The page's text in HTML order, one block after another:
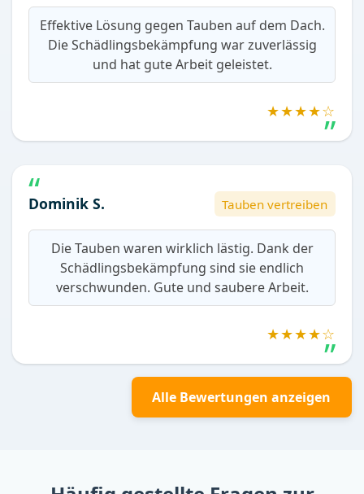
Effektive Lösung gegen Tauben auf dem Dach.
Die Schädlingsbekämpfung war zuverlässig
und hat gute Arbeit geleistet.
★★★★☆
Dominik S. Tauben vertreiben
Die Tauben waren wirklich lästig. Dank der
Schädlingsbekämpfung sind sie endlich
verschwunden. Gute und saubere Arbeit.
★★★★☆
Alle Bewertungen anzeigen